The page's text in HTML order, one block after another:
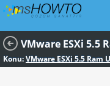
VMware ESXi 5.5
Konu:VMware ESXi 5.5 Ram